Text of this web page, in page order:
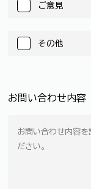
ご意見
その他
お問い合わせ内容